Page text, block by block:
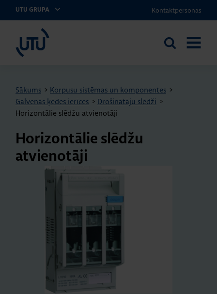
UTU GRUPA Kontaktpersonas
Meklēt
Sākums > Korpusu sistēmas un komponentes >
Galvenās ķēdes ierīces > Drošinātāju slēdži >
Horizontālie slēdžu atvienotāji
Horizontālie slēdžu
atvienotāji